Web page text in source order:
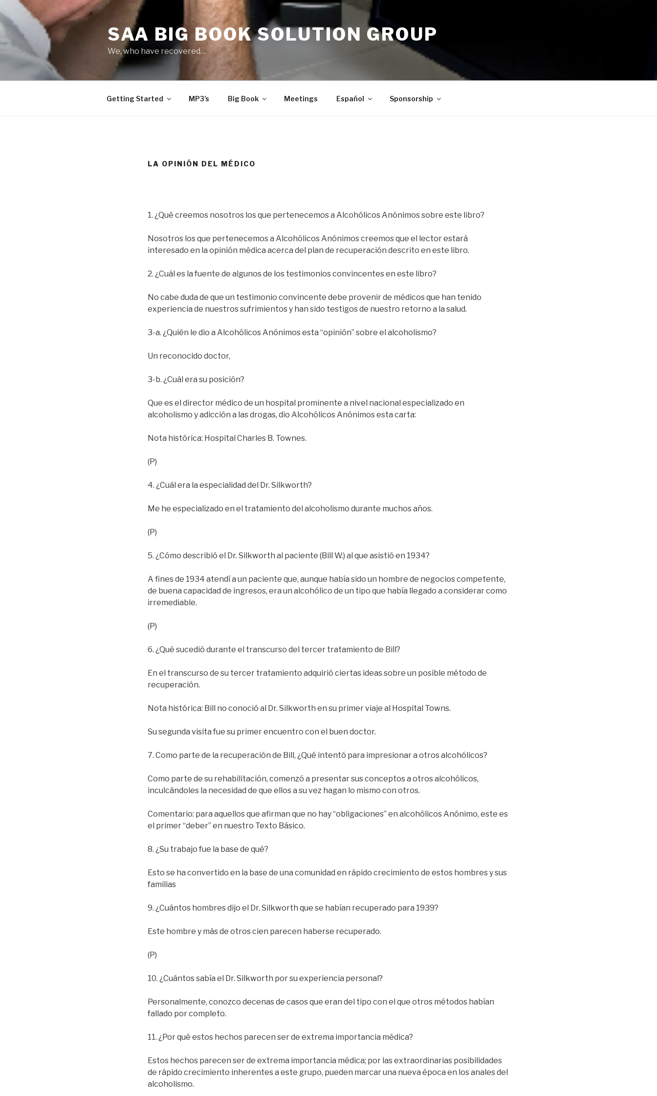
to
content
SAA BIG BOOK SOLUTION GROUP
We, who have recovered…
Getting Started MP3’s Big Book Meetings Español Sponsorship
LA OPINIÓN DEL MÉDICO
1. ¿Qué creemos nosotros los que pertenecemos a Alcohólicos Anónimos sobre este libro?
Nosotros los que pertenecemos a Alcohólicos Anónimos creemos que el lector estará
interesado en la opinión médica acerca del plan de recuperación descrito en este libro.
2. ¿Cuál es la fuente de algunos de los testimonios convincentes en este libro?
No cabe duda de que un testimonio convincente debe provenir de médicos que han tenido
experiencia de nuestros sufrimientos y han sido testigos de nuestro retorno a la salud.
3-a. ¿Quién le dio a Alcohólicos Anónimos esta “opinión” sobre el alcoholismo?
Un reconocido doctor,
3-b. ¿Cuál era su posición?
Que es el director médico de un hospital prominente a nivel nacional especializado en
alcoholismo y adicción a las drogas, dio Alcohólicos Anónimos esta carta:
Nota histórica: Hospital Charles B. Townes.
(P)
4. ¿Cuál era la especialidad del Dr. Silkworth?
Me he especializado en el tratamiento del alcoholismo durante muchos años.
(P)
5. ¿Cómo describió el Dr. Silkworth al paciente (Bill W.) al que asistió en 1934?
A fines de 1934 atendí a un paciente que, aunque había sido un hombre de negocios competente,
de buena capacidad de ingresos, era un alcohólico de un tipo que había llegado a considerar como
irremediable.
(P)
6. ¿Qué sucedió durante el transcurso del tercer tratamiento de Bill?
En el transcurso de su tercer tratamiento adquirió ciertas ideas sobre un posible método de
recuperación.
Nota histórica: Bill no conoció al Dr. Silkworth en su primer viaje al Hospital Towns.
Su segunda visita fue su primer encuentro con el buen doctor.
7. Como parte de la recuperación de Bill, ¿Qué intentó para impresionar a otros alcohólicos?
Como parte de su rehabilitación, comenzó a presentar sus conceptos a otros alcohólicos,
inculcándoles la necesidad de que ellos a su vez hagan lo mismo con otros.
Comentario: para aquellos que afirman que no hay “obligaciones” en alcohólicos Anónimo, este es
el primer “deber” en nuestro Texto Básico.
8. ¿Su trabajo fue la base de qué?
Esto se ha convertido en la base de una comunidad en rápido crecimiento de estos hombres y sus
familias
9. ¿Cuántos hombres dijo el Dr. Silkworth que se habían recuperado para 1939?
Este hombre y más de otros cien parecen haberse recuperado.
(P)
10. ¿Cuántos sabía el Dr. Silkworth por su experiencia personal?
Personalmente, conozco decenas de casos que eran del tipo con el que otros métodos habían
fallado por completo.
11. ¿Por qué estos hechos parecen ser de extrema importancia médica?
Estos hechos parecen ser de extrema importancia médica; por las extraordinarias posibilidades
de rápido crecimiento inherentes a este grupo, pueden marcar una nueva época en los anales del
alcoholismo.